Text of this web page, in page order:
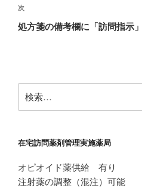
ビ
ゲ
ン
稿
次
の
次
処方箋の備考欄に「訪問指示
索:
在宅訪問薬剤管理実施薬局
オピオイド薬供給 有り
注射薬の調整（混注）可能